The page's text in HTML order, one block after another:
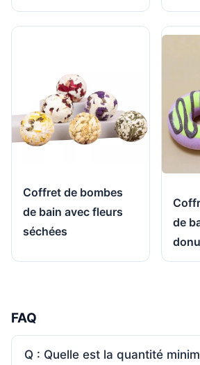
Coffret de bombes
de bain avec fleurs
séchées
de
FAQ
Q : Quelle est la quantité